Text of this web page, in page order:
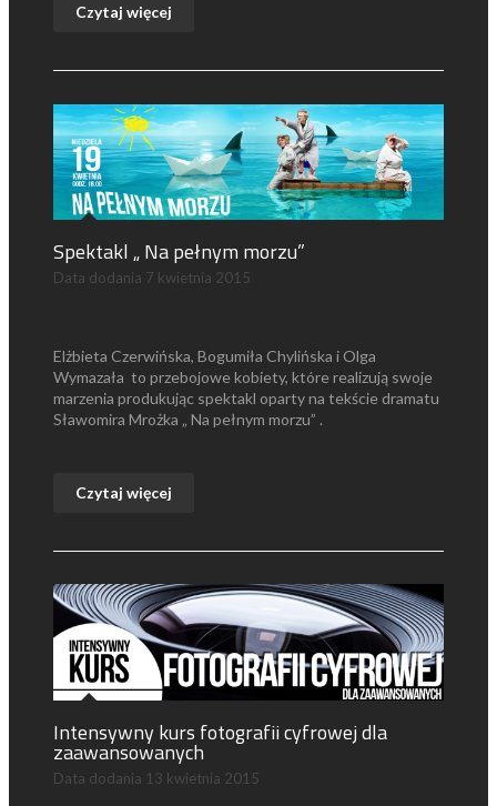
Czytaj więcej
Spektakl „ Na pełnym morzu”
Data dodania 7 kwietnia 2015
Elżbieta Czerwińska, Bogumiła Chylińska i Olga
Wymazała to przebojowe kobiety, które realizują swoje
marzenia produkując spektakl oparty na tekście dramatu
Sławomira Mrożka „ Na pełnym morzu” .
Czytaj więcej
Intensywny kurs fotografii cyfrowej dla
zaawansowanych
Data dodania 13 kwietnia 2015